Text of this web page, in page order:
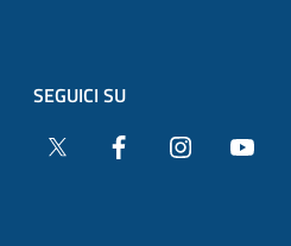
SEGUICI SU
Twitter
Facebook Instagram